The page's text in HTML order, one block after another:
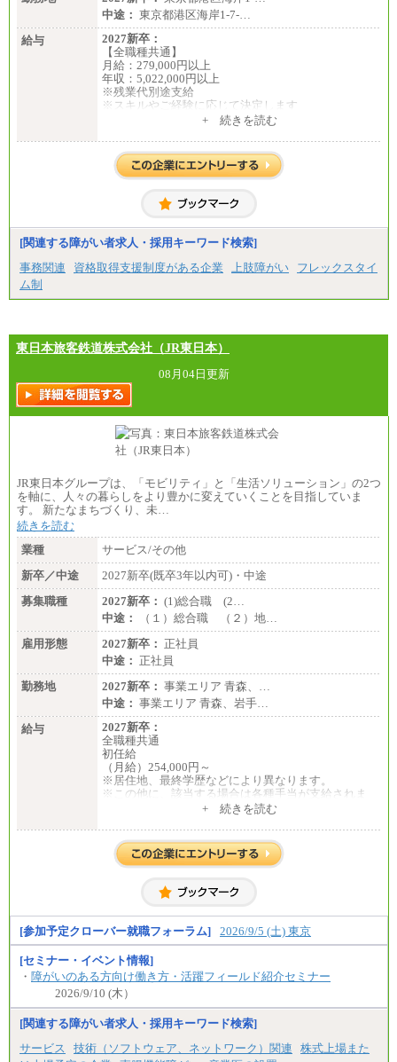
中途： 東京都港区海岸1-7-…
給与
2027新卒：
【全職種共通】
月給：279,000円以上
年収：5,022,000円以上
※残業代別途支給
※スキルやご経験に応じて決定します
※試用期間中も給与に変更はございません
全職種共通
月給：279,000円以上
年収：4,185,000円以上
※スキルやご経験に応じて決定します
※試用期間中の給与も同様です
+ 続きを読む
[関連する障がい者求人・採用キーワード検索]
事務関連
資格取得支援制度がある企業 上肢障がい
フレックスタイ
ム制
東日本旅客鉄道株式会社（JR東日本）
08月04日更新
JR東日本グループは、「モビリティ」と「生活ソリューション」の2つ
を軸に、人々の暮らしをより豊かに変えていくことを目指していま
す。 新たなまちづくり、未…
続きを読む
業種
サービス/その他
新卒／中途
2027新卒(既卒3年以内可)・中途
募集職種
2027新卒： (1)総合職 (2…
中途：
（１）総合職 （２）地…
雇用形態
2027新卒： 正社員
中途： 正社員
勤務地
2027新卒： 事業エリア 青森、…
中途： 事業エリア 青森、岩手…
給与
2027新卒：
全職種共通
初任給
（月給）254,000円～
※居住地、最終学歴などにより異なります。
※この他に、該当する場合は各種手当が支給されま
中途：
全職種共通
※居住地、年齢により異なります。
※この他に、該当する場合は各種手当が支給されま
す。
※試用期間中も給与に変更はございません
+ 続きを読む
[参加予定クローバー就職フォーラム] 2026/9/5 (土) 東京
[セミナー・イベント情報]
・ 障がいのある方向け働き方・活躍フィールド紹介セミナー
2026/9/10 (木）
[関連する障がい者求人・採用キーワード検索]
サービス
技術（ソフトウェア、ネットワーク）関連
株式上場また